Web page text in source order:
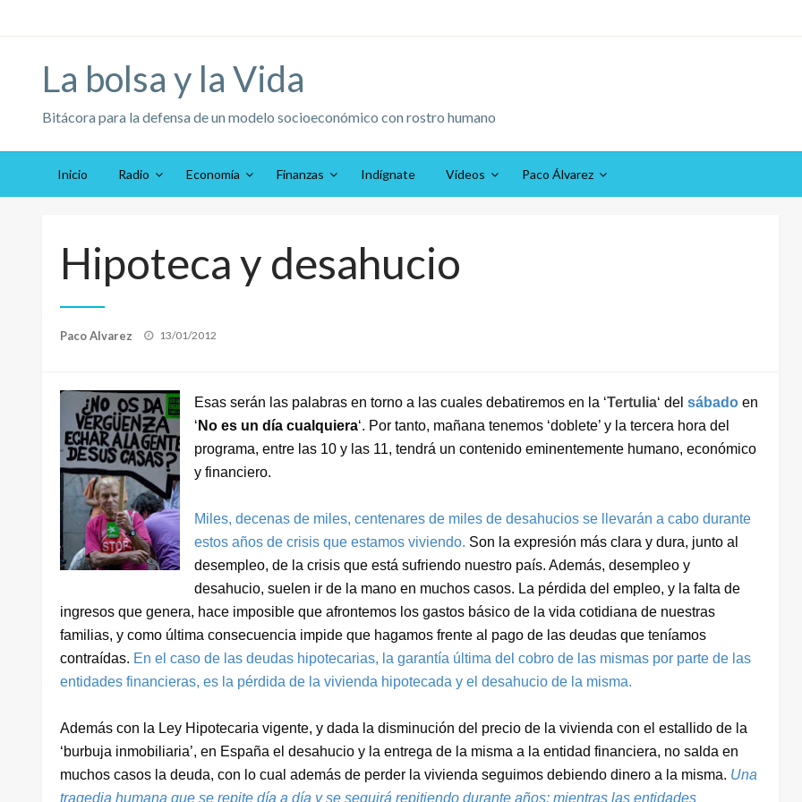
al
La bolsa y la Vida
Bitácora para la defensa de un modelo socioeconómico con rostro humano
Inicio Radio Economía Finanzas Indígnate Vídeos Paco Álvarez
Hipoteca y desahucio
Paco Alvarez
Publicado
13/01/2012
Esas serán las palabras en torno a las cuales debatiremos en la ‘Tertulia‘ del sábado en
‘ No es un día cualquiera‘. Por tanto, mañana tenemos ‘doblete’ y la tercera hora del
programa, entre las 10 y las 11, tendrá un contenido eminentemente humano, económico
y financiero.
Miles, decenas de miles, centenares de miles de desahucios se llevarán a cabo durante
estos años de crisis que estamos viviendo. Son la expresión más clara y dura, junto al
desempleo, de la crisis que está sufriendo nuestro país. Además, desempleo y
desahucio, suelen ir de la mano en muchos casos. La pérdida del empleo, y la falta de
ingresos que genera, hace imposible que afrontemos los gastos básico de la vida cotidiana de nuestras
familias, y como última consecuencia impide que hagamos frente al pago de las deudas que teníamos
contraídas. En el caso de las deudas hipotecarias, la garantía última del cobro de las mismas por parte de las
entidades financieras, es la pérdida de la vivienda hipotecada y el desahucio de la misma.
Además con la Ley Hipotecaria vigente, y dada la disminución del precio de la vivienda con el estallido de la
‘burbuja inmobiliaria’, en España el desahucio y la entrega de la misma a la entidad financiera, no salda en
muchos casos la deuda, con lo cual además de perder la vivienda seguimos debiendo dinero a la misma. Una
tragedia humana que se repite día a día y se seguirá repitiendo durante años: mientras las entidades